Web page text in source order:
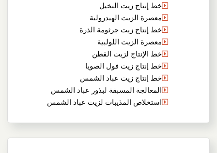
خط إنتاج زيت النخيل
معصرة الزيت الهيدرولية
خط إنتاج زيت جرثومة الذرة
معصرة الزيت اللولبية
خط الإنتاج لزيت القطن
خط إنتاج زيت فول الصويا
خط إنتاج زيت عباد الشمس
المعالجة المسبقة لبذور عباد الشمس
استخلاص المذيبات لزيت عباد الشمس